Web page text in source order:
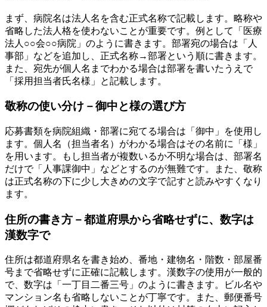
まず、病院名は法人名を含む正式名称で記載します。略称や
省略した法人格を使わないことが重要です。例として「医療
法人○○会○○病院」のように書きます。部署宛の場合は「人
事部」などを追加し、正式名称→部署という順に書きます。
また、宛先が個人名までわかる場合は部署を書いたうえで
「採用担当者氏名様」と記載します。
敬称の使い分け－御中と様の選び方
応募書類を病院組織・部署に宛てる場合は「御中」を使用し
ます。個人名（担当者名）がわかる場合はその名前に「様」
を用います。もし担当者が複数いるか不明な場合は、部署名
だけで「人事課御中」などとするのが無難です。また、敬称
は正式名称の下に少し大きめの文字で記すと読みやすくなり
ます。
住所の書き方－都道府県から省略せずに、数字は
漢数字で
住所は都道府県名を書き始め、番地・建物名・階数・部屋番
号まで省略せずに正確に記載します。漢数字の使用が一般的
で、数字は「一丁目二番三号」のように書きます。ビル名や
マンション名も省略しないことが丁寧です。また、郵便番号